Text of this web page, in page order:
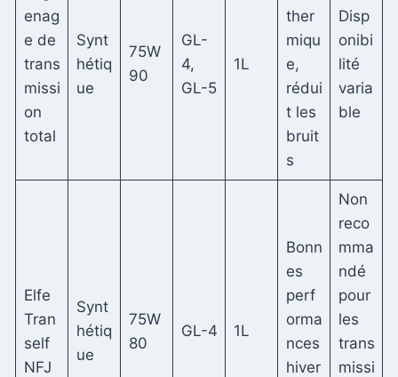
enag
e de
trans
missi
on
total
Synt
hétiq
ue
75W
90
GL-
4,
GL-5
1L
ther
miqu
e,
rédui
t les
bruit
s
Disp
onibi
lité
varia
ble
Elfe
Tran
self
NFJ
Synt
hétiq
ue
75W
80
GL-4 1L
Bonn
es
perf
orma
nces
hiver
Non
reco
mma
ndé
pour
les
trans
missi